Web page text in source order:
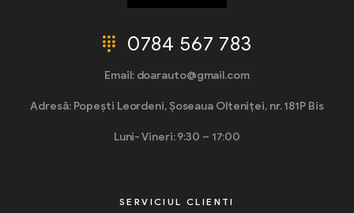
0784 567 783
Email: doarauto@gmail.com
Adresă: Popești Leordeni, Șoseaua Olteniței, nr. 181P Bis
Luni- Vineri: 9:30 – 17:00
SERVICIUL CLIENTI